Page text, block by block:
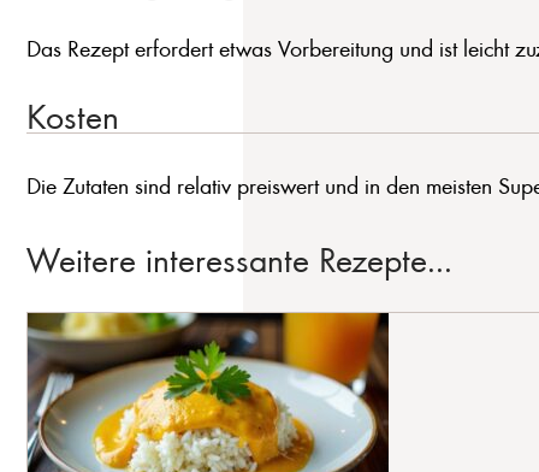
Das Rezept erfordert etwas Vorbereitung und ist leicht
Kosten
Die Zutaten sind relativ preiswert und in den meisten
Weitere interessante Rezepte...